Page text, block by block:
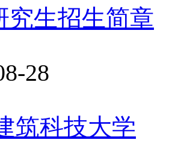
究生招生简章
28
筑科技大学